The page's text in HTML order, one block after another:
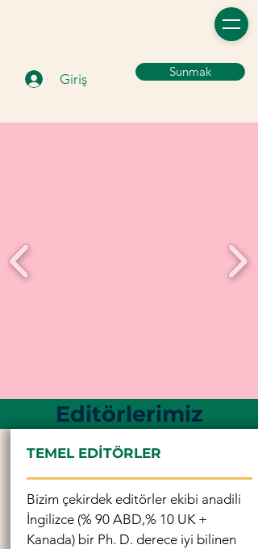
Giriş Sunmak
Editörlerimiz
TEMEL EDİTÖRLER
Bizim çekirdek editörler ekibi anadili
İngilizce (% 90 ABD,% 10 UK +
Kanada) bir Ph. D. derece iyi bilinen